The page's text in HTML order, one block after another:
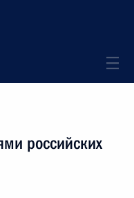
российских